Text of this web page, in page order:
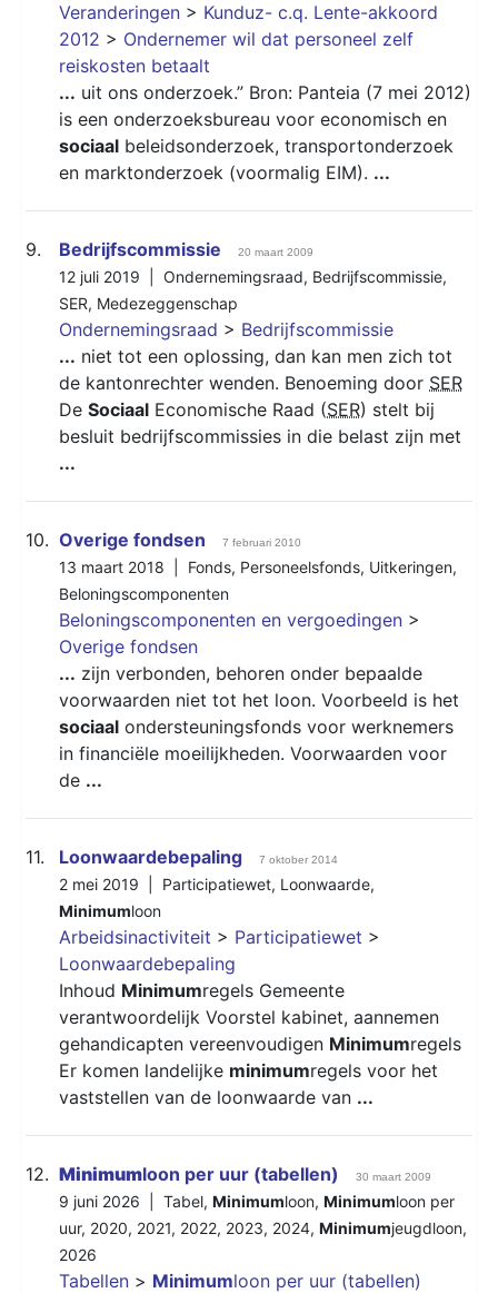
Veranderingen > Kunduz- c.q. Lente-akkoord
2012 > Ondernemer wil dat personeel zelf
reiskosten betaalt
... uit ons onderzoek.” Bron: Panteia (7 mei 2012)
is een onderzoeksbureau voor economisch en
sociaal beleidsonderzoek, transportonderzoek
en marktonderzoek (voormalig EIM). ...
9. Bedrijfscommissie 20 maart 2009
12 juli 2019 | Ondernemingsraad, Bedrijfscommissie,
SER, Medezeggenschap
Ondernemingsraad > Bedrijfscommissie
... niet tot een oplossing, dan kan men zich tot
de kantonrechter wenden. Benoeming door SER
De Sociaal Economische Raad (SER) stelt bij
besluit bedrijfscommissies in die belast zijn met
...
10. Overige fondsen 7 februari 2010
13 maart 2018 | Fonds, Personeelsfonds, Uitkeringen,
Beloningscomponenten
Beloningscomponenten en vergoedingen >
Overige fondsen
... zijn verbonden, behoren onder bepaalde
voorwaarden niet tot het loon. Voorbeeld is het
sociaal ondersteuningsfonds voor werknemers
in financiële moeilijkheden. Voorwaarden voor
de ...
11. Loonwaardebepaling 7 oktober 2014
2 mei 2019 | Participatiewet, Loonwaarde,
Minimumloon
Arbeidsinactiviteit > Participatiewet >
Loonwaardebepaling
Inhoud Minimumregels Gemeente
verantwoordelijk Voorstel kabinet, aannemen
gehandicapten vereenvoudigen Minimumregels
Er komen landelijke minimumregels voor het
vaststellen van de loonwaarde van ...
12. Minimumloon per uur (tabellen) 30 maart 2009
9 juni 2026 | Tabel, Minimumloon, Minimumloon per
uur, 2020, 2021, 2022, 2023, 2024, Minimumjeugdloon,
2026
Tabellen > Minimumloon per uur (tabellen)